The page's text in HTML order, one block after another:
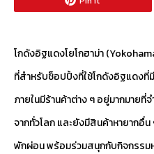
โกดังอิฐแดงโยโกฮาม่า
ที่สำหรับช็อปปิ้งที่ใช้โกดังอิฐแดงที่
ภายในมีร้านค้าต่าง ๆ อยู่มากมายที่
จากทั่วโลก และยังมีสินค้าหายากอื่น
พักผ่อน พร้อมร่วมสนุกกับกิจกรรม